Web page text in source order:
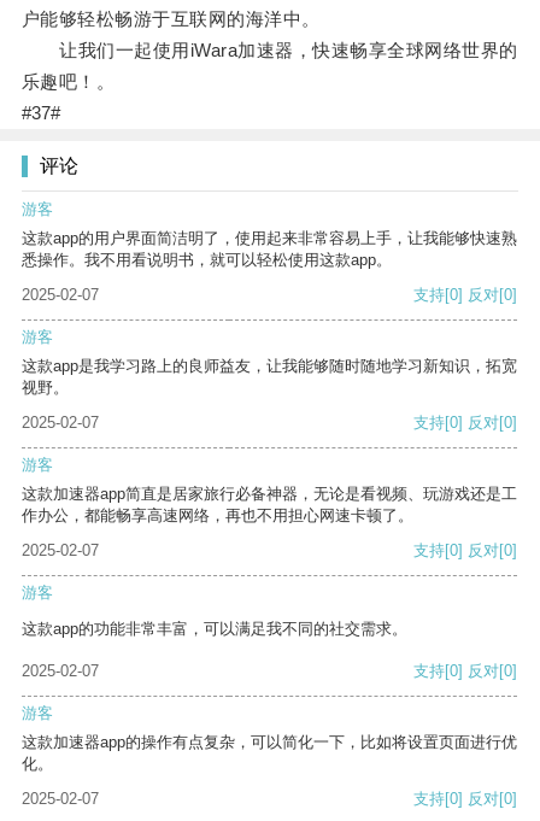
户能够轻松畅游于互联网的海洋中。
让我们一起使用iWara加速器，快速畅享全球网络世界的
乐趣吧！。
#37#
评论
游客
这款app的用户界面简洁明了，使用起来非常容易上手，让我能够快速熟
悉操作。我不用看说明书，就可以轻松使用这款app。
2025-02-07
支持[0] 反对[0]
游客
这款app是我学习路上的良师益友，让我能够随时随地学习新知识，拓宽
视野。
2025-02-07
支持[0] 反对[0]
游客
这款加速器app简直是居家旅行必备神器，无论是看视频、玩游戏还是工
作办公，都能畅享高速网络，再也不用担心网速卡顿了。
2025-02-07
支持[0] 反对[0]
游客
这款app的功能非常丰富，可以满足我不同的社交需求。
2025-02-07 支持[0] 反对[0]
游客
这款加速器app的操作有点复杂，可以简化一下，比如将设置页面进行优
化。
2025-02-07
支持[0] 反对[0]